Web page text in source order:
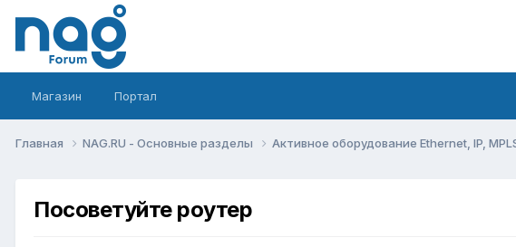
Магазин Портал
Главная NAG.RU - Основные разделы Активное оборудование Ethernet, IP,
Посоветуйте роутер